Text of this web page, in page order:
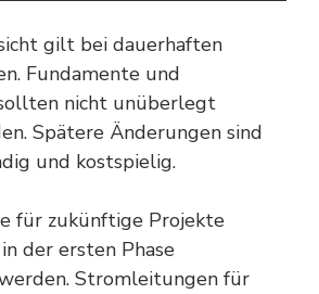
gilt bei dauerhaften
Fundamente und
nicht unüberlegt
Spätere Änderungen sind
und kostspielig.
für zukünftige Projekte
der ersten Phase
Stromleitungen für